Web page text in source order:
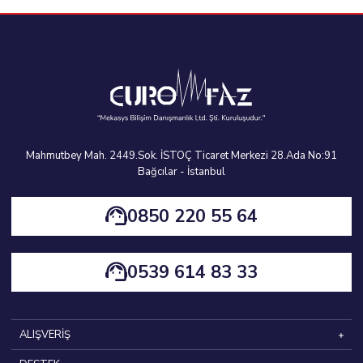
Güç: 220V - 50Hz / 2.5 KW - 4 GN 1/1
Elektrikli
Mahmutbey Mah. 2449.Sok. İSTOÇ Ticaret Merkezi 28.Ada No:91
Bağcılar - İstanbul
0850 220 55 64
0539 614 83 33
ALIŞVERİŞ